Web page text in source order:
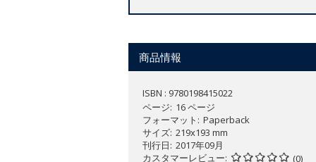
商品情報
ISBN : 9780198415022
ページ 16 ページ
フォーマット
Paperback
サイズ 219x193 mm
刊行日 2017年09月
カスタマーレビュー
(0)